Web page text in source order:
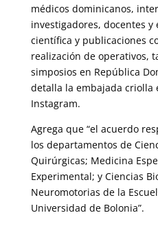
médicos dominicanos,
investigadores, docentes
científica y publicaciones
realización de operativos,
simposios en República
detalla la embajada criolla
Instagram.
Agrega que “el acuerdo
los departamentos de
Quirúrgicas; Medicina
Experimental; y Ciencias
Neuromotorias de la
Universidad de Bolonia”.